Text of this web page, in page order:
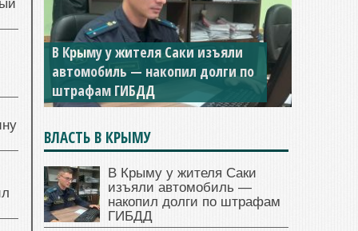
В Крыму у жителя Саки изъяли
автомобиль — накопил долги по
штрафам ГИБДД
Севастопольская компания
заплатила 877 тысяч рублей
долга — арестовали счета
ВЛАСТЬ В КРЫМУ
В Крыму у жителя Саки
изъяли автомобиль —
накопил долги по штрафам
ГИБДД